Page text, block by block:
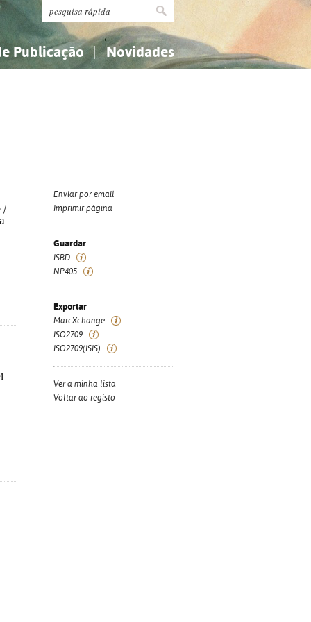
Publicação Novidades
/
:
Enviar por email
Imprimir página
Guardar
ISBD
NP405
Exportar
MarcXchange
ISO2709
ISO2709(ISIS)
Ver a minha lista
Voltar ao registo